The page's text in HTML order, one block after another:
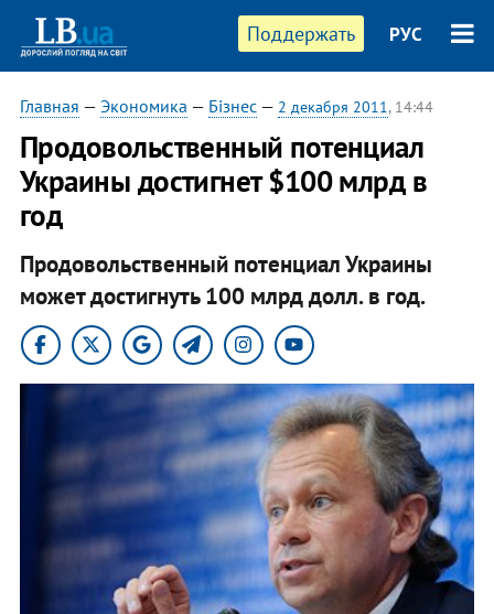
Поддержать РУС
Главная — Экономика — Бізнес— 2 декабря 2011, 14:44
Продовольственный потенциал
Украины достигнет $100 млрд в
год
Продовольственный потенциал Украины
может достигнуть 100 млрд долл. в год.